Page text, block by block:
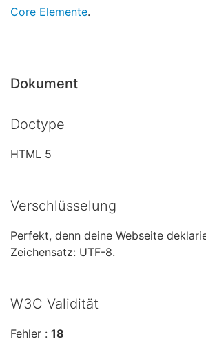
Core Elemente.
Dokument
Doctype
HTML 5
Verschlüsselung
Perfekt, denn deine Webseite
Zeichensatz: UTF-8.
W3C Validität
Fehler : 18